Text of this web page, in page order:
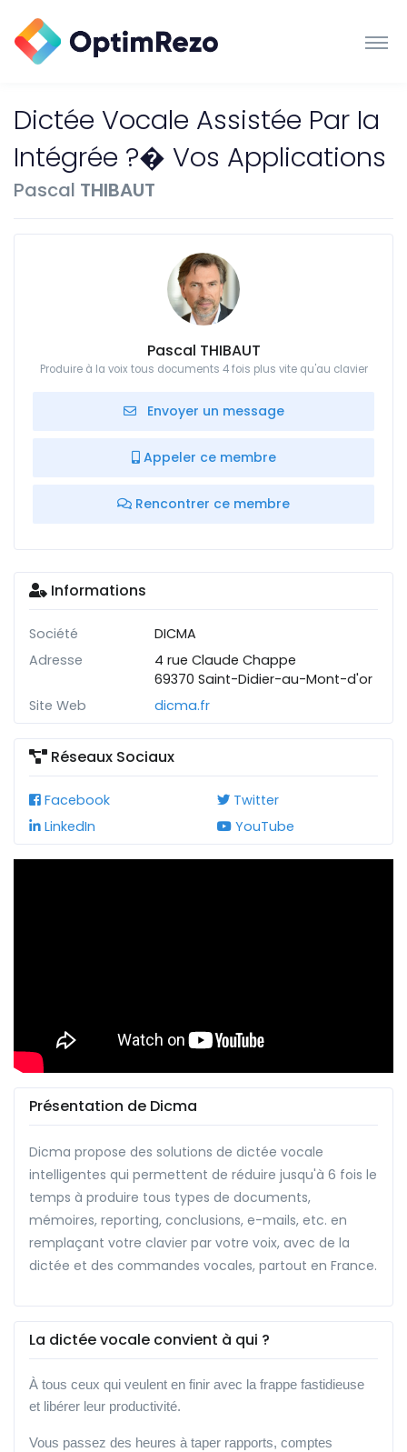
Dictée Vocale Assistée Par Ia
Intégrée ?� Vos Applications
Pascal THIBAUT
Pascal THIBAUT
Produire à la voix tous documents 4 fois plus vite qu'au clavier
Envoyer un message
Appeler ce membre
Rencontrer ce membre
Informations
Société
DICMA
Adresse
4 rue Claude Chappe
69370 Saint-Didier-au-Mont-d'or
Site Web
dicma.fr
Réseaux Sociaux
Facebook
Twitter
LinkedIn
YouTube
Présentation de Dicma
Dicma propose des solutions de dictée vocale
intelligentes qui permettent de réduire jusqu'à 6 fois le
temps à produire tous types de documents,
mémoires, reporting, conclusions, e-mails, etc. en
remplaçant votre clavier par votre voix, avec de la
dictée et des commandes vocales, partout en France.
La dictée vocale convient à qui ?
À tous ceux qui veulent en finir avec la frappe fastidieuse
et libérer leur productivité.
Vous passez des heures à taper rapports, comptes